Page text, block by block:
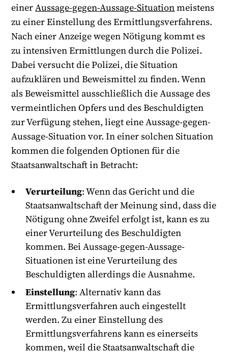
einerAussage-gegen-Aussage-Situationmeistens
zu einer Einstellung des Ermittlungsverfahrens.
Nach einer Anzeige wegen Nötigung kommt es
zu intensiven Ermittlungen durch die Polizei.
Dabei versucht die Polizei, die Situation
aufzuklären und Beweismittel zu finden. Wenn
als Beweismittel ausschließlich die Aussage des
vermeintlichen Opfers und des Beschuldigten
zur Verfügung stehen, liegt eine Aussage-gegen-
Aussage-Situation vor. In einer solchen Situation
kommen die folgenden Optionen für die
Staatsanwaltschaft in Betracht:
Verurteilung: Wenn das Gericht und die
Staatsanwaltschaft der Meinung sind, dass die
Nötigung ohne Zweifel erfolgt ist, kann es zu
einer Verurteilung des Beschuldigten
kommen. Bei Aussage-gegen-Aussage-
Situationen ist eine Verurteilung des
Beschuldigten allerdings die Ausnahme.
Einstellung: Alternativ kann das
Ermittlungsverfahren auch eingestellt
werden. Zu einer Einstellung des
Ermittlungsverfahrens kann es einerseits
kommen, weil die Staatsanwaltschaft die